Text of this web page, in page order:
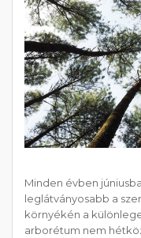
Minden évben
leglátványosabb a
környékén a
arborétum nem